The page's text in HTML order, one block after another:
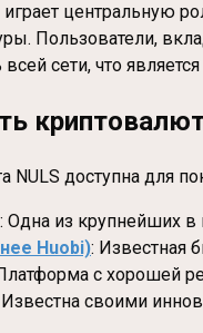
играет центральную
Пользователи,
всей сети, что
NULS доступна для
: Одна из крупнейших
Huobi): Известная
с хорошей
Известна своими